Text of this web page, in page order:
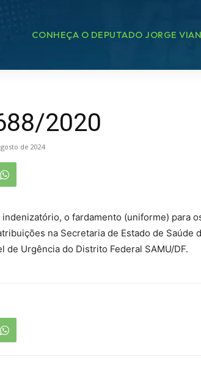
CONHEÇA O DEPUTADO JORGE
2020
de 2024
o fardamento (uniforme) para
na Secretaria de Estado de Saúde
de Urgência do Distrito Federal SAMU/DF.